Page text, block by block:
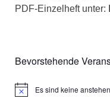
PDF-Einzelheft unter:
Bevorstehende
HinweisEs sind keine